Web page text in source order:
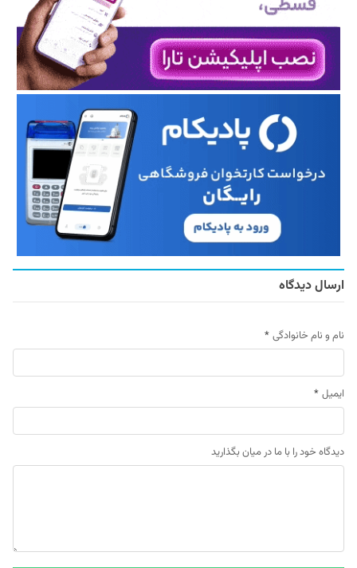
ارسال دیدگاه
نام و نام خانوادگی *
ایمیل *
دیدگاه خود را با ما در میان بگذارید